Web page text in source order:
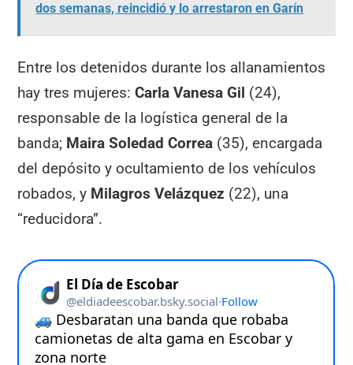
dos semanas, reincidió y lo arrestaron en Garín
Entre los detenidos durante los allanamientos
hay tres mujeres:Carla Vanesa Gil (24),
responsable de la logística general de la
banda; Maira Soledad Correa (35), encargada
del depósito y ocultamiento de los vehículos
robados, y Milagros Velázquez (22), una
“reducidora”.